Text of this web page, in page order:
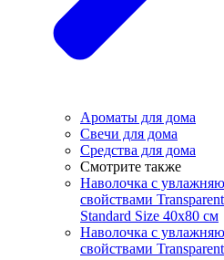
Ароматы для дома
Свечи для дома
Средства для дома
Смотрите также
Наволочка с
свойствами
Standard Size 40x80 см
Наволочка с
свойствами